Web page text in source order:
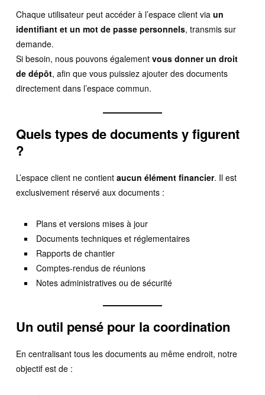
Chaque utilisateur peut accéder à l’espace client via un
identifiant et un mot de passe personnels, transmis sur
demande.
Si besoin, nous pouvons également vous donner un droit
de dépôt, afin que vous puissiez ajouter des documents
directement dans l’espace commun.
Quels types de documents y figurent
?
L’espace client ne contient aucun élément financier. Il est
exclusivement réservé aux documents :
Plans et versions mises à jour
Documents techniques et réglementaires
Rapports de chantier
Comptes-rendus de réunions
Notes administratives ou de sécurité
Un outil pensé pour la coordination
En centralisant tous les documents au même endroit, notre
objectif est de :